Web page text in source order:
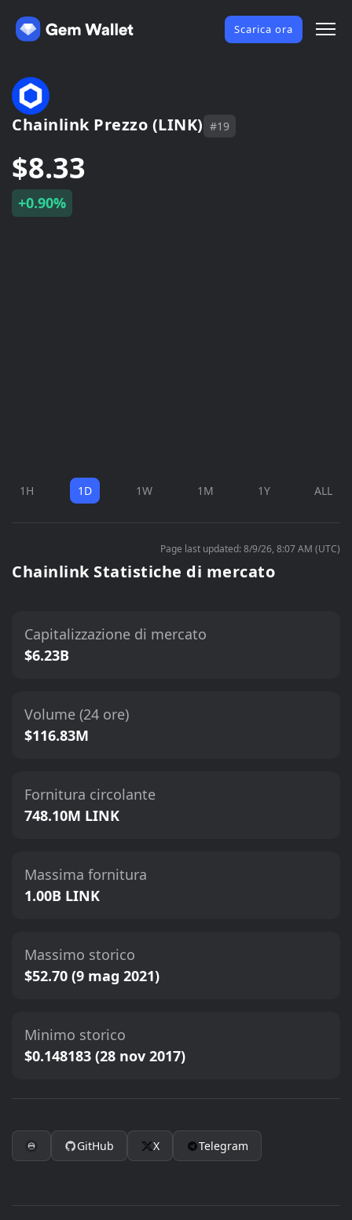
Scarica ora
Chainlink Prezzo (LINK) #19
$8.33
+0.90%
1H 1D 1W 1M 1Y ALL
Page last updated: 8/9/26, 8:07 AM (UTC)
Chainlink Statistiche di mercato
Capitalizzazione di mercato
$6.23B
Volume (24 ore)
$116.83M
Fornitura circolante
748.10M LINK
Massima fornitura
1.00B LINK
Massimo storico
$52.70 (9 mag 2021)
Minimo storico
$0.148183 (28 nov 2017)
GitHub X Telegram